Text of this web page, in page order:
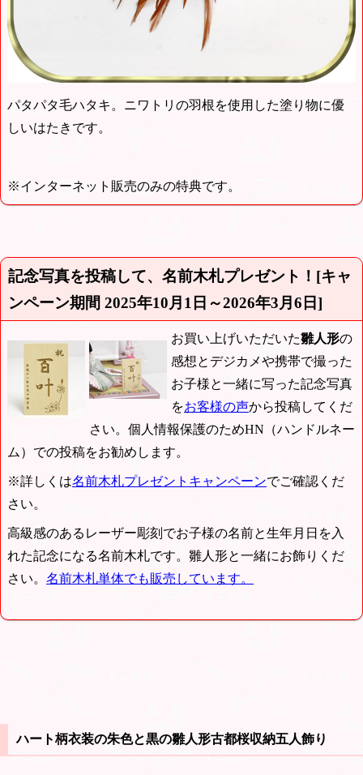
パタパタ毛ハタキ。ニワトリの羽根を使用した塗り物に優
しいはたきです。
※インターネット販売のみの特典です。
記念写真を投稿して、名前木札プレゼント！[キャ
ンペーン期間 2025年10月1日～2026年3月6日]
お買い上げいただいた雛人形の
感想とデジカメや携帯で撮った
お子様と一緒に写った記念写真
をお客様の声から投稿してくだ
さい。個人情報保護のためHN（ハンドルネー
ム）での投稿をお勧めします。
※詳しくは名前木札プレゼントキャンペーンでご確認くだ
さい。
高級感のあるレーザー彫刻でお子様の名前と生年月日を入
れた記念になる名前木札です。雛人形と一緒にお飾りくだ
さい。 名前木札単体でも販売しています。
ハート柄衣装の朱色と黒の雛人形古都桜収納五人飾り